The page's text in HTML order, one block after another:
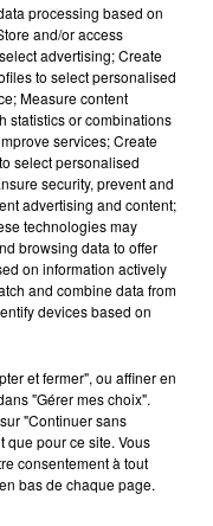
07/26
07/26
processing based on
and/or access
advertising; Create
to select personalised
Measure content
statistics or combinations
services; Create
select personalised
security, prevent and
advertising and content;
technologies may
browsing data to offer
on information actively
and combine data from
devices based on
et fermer", ou affiner en
"Gérer mes choix".
"Continuer sans
que pour ce site. Vous
consentement à tout
bas de chaque page.